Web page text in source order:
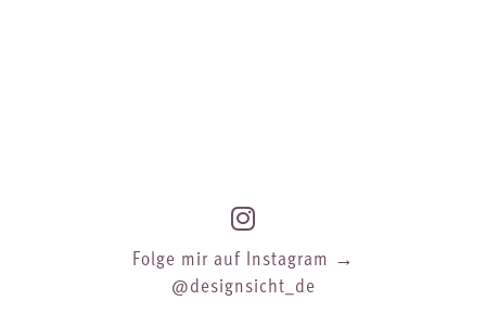
Folge mir auf Instagram →
@designsicht_de